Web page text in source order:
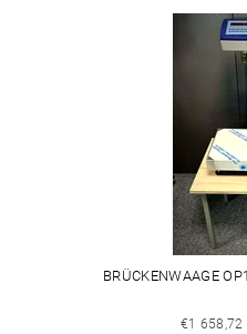
BRÜCKENWAAGE
€1 658,72